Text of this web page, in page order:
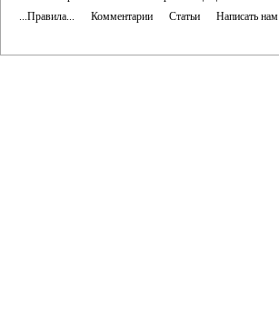
...Правила...
Комментарии Статьи Написать нам